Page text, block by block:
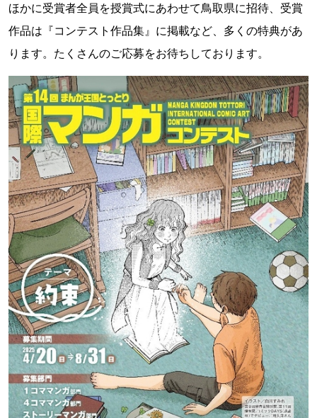
ほかに受賞者全員を授賞式にあわせて鳥取県に招待、受賞
作品は『コンテスト作品集』に掲載など、多くの特典があ
ります。たくさんのご応募をお待ちしております。